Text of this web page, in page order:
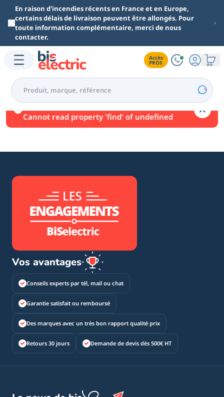
Aller au contenu principal
En raison d'incendies récents en France et en Europe,
certains délais de livraison peuvent être allongés. Pour
toute information complémentaire, merci de nous
contacter.
Accès
PROS
Une erreur est survenue.
Cannot read property 'find' of undefined
Vos avantages
Conseils experts par tél, mail ou chat
Garantie satisfait ou remboursé
Des marques avec un très bon rapport qualité prix
Retours 30 jours Demande de devis dès 500€ HT